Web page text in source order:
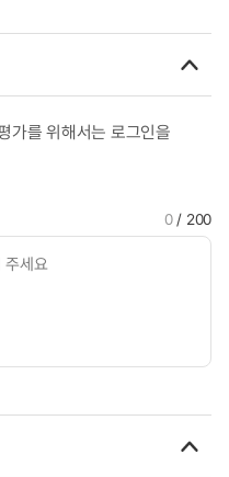
가를 위해서는 로그인을
0/ 200